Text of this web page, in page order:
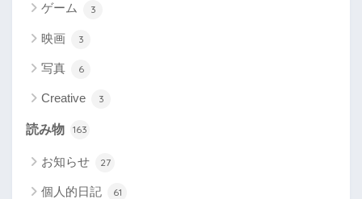
ゲーム 3
映画 3
写真 6
Creative 3
読み物 163
お知らせ 27
個人的日記 61